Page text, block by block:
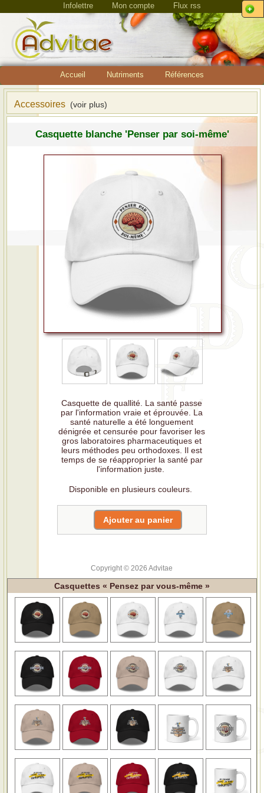
Infolettre Mon compte Flux rss
Accueil Nutriments Références
Accessoires (voir plus)
Casquette blanche 'Penser par soi-même'
Casquette de quallité. La santé passe
par l'information vraie et éprouvée. La
santé naturelle a été longuement
dénigrée et censurée pour favoriser les
gros laboratoires pharmaceutiques et
leurs méthodes peu orthodoxes. Il est
temps de se réapproprier la santé par
l'information juste.
Disponible en plusieurs couleurs.
Copyright © 2026 Advitae
Casquettes « Pensez par vous-même »